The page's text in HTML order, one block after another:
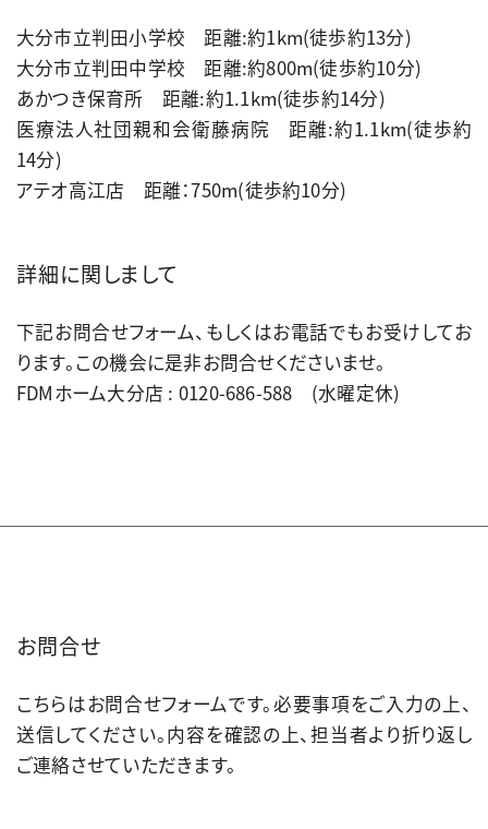
大分市立判田小学校 距離:約1km(徒歩約13分)
大分市立判田中学校 距離:約800m(徒歩約10分)
あかつき保育所 距離:約1.1km(徒歩約14分)
医療法人社団親和会衛藤病院 距離:約1.1km(徒歩約
14分)
アテオ高江店 距離：750m(徒歩約10分)
詳細に関しまして
下記お問合せフォーム、もしくはお電話でもお受けしてお
ります。この機会に是非お問合せくださいませ。
FDMホーム大分店 : 0120-686-588 (水曜定休)
お問合せ
こちらはお問合せフォームです。必要事項をご入力の上、
送信してください。内容を確認の上、担当者より折り返し
ご連絡させていただきます。